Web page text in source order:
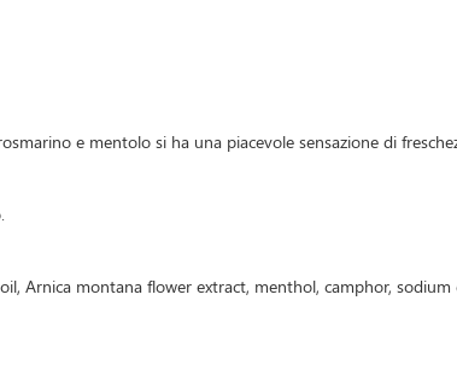
e mentolo si ha una piacevole sensazione di
Arnica montana flower extract, menthol, camphor,